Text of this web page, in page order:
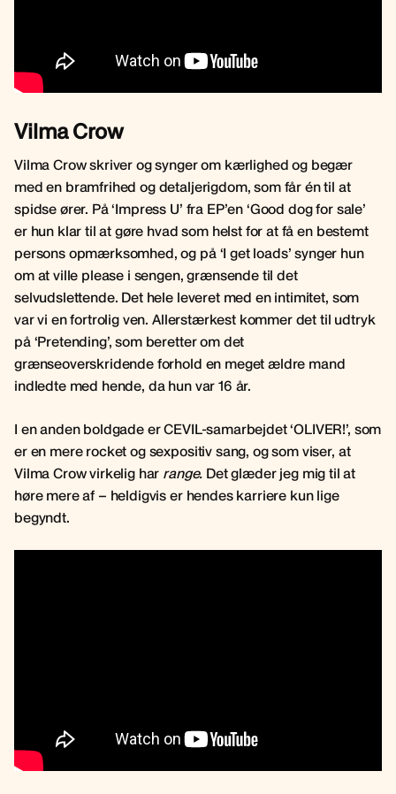
Vilma Crow
Vilma Crow skriver og synger om kærlighed og begær
med en bramfrihed og detaljerigdom, som får én til at
spidse ører. På ‘Impress U’ fra EP’en ‘Good dog for sale’
er hun klar til at gøre hvad som helst for at få en bestemt
persons opmærksomhed, og på ‘I get loads’ synger hun
om at ville please i sengen, grænsende til det
selvudslettende. Det hele leveret med en intimitet, som
var vi en fortrolig ven. Allerstærkest kommer det til udtryk
på ‘Pretending’, som beretter om det
grænseoverskridende forhold en meget ældre mand
indledte med hende, da hun var 16 år.
I en anden boldgade er CEVIL-samarbejdet ‘OLIVER!’, som
er en mere rocket og sexpositiv sang, og som viser, at
Vilma Crow virkelig har range. Det glæder jeg mig til at
høre mere af – heldigvis er hendes karriere kun lige
begyndt.